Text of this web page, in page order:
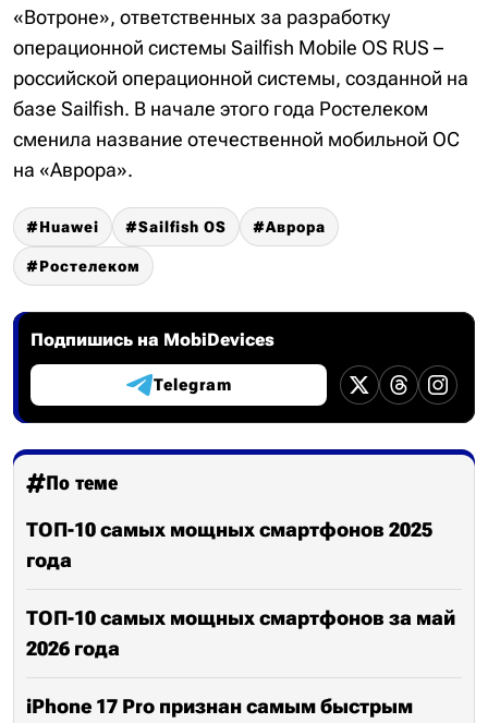
«Вотроне», ответственных за разработку
операционной системы Sailfish Mobile OS RUS –
российской операционной системы, созданной на
базе Sailfish. В начале этого года Ростелеком
сменила название отечественной мобильной ОС
на «Аврора».
Huawei Sailfish OS Аврора
Ростелеком
Подпишись на MobiDevices
Telegram
По теме
ТОП-10 самых мощных смартфонов 2025
года
ТОП-10 самых мощных смартфонов за май
2026 года
iPhone 17 Pro признан самым быстрым